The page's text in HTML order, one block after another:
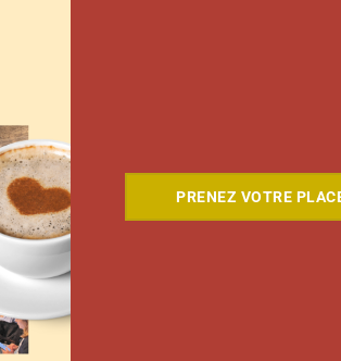
les talents de l'agence
PRENEZ VOTRE